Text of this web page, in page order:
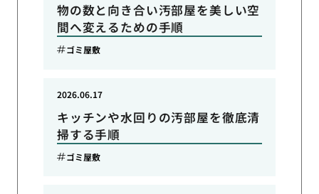
物の数と向き合い汚部屋を美しい空
間へ変えるための手順
ゴミ屋敷
キッチンや水回りの汚部屋を徹底清
掃する手順
2026.06.17
ゴミ屋敷